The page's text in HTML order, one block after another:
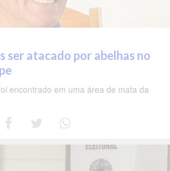
ser atacado por abelhas no
encontrado em uma área de mata da